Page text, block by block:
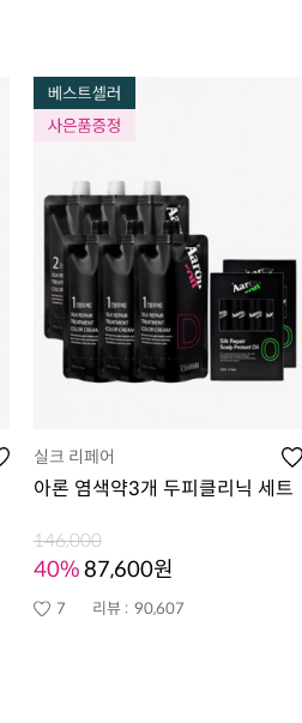
실크 리페어
아론 염색약3개 두피클리닉 세트
146,000
40%87,600원
7 리뷰 : 90,607